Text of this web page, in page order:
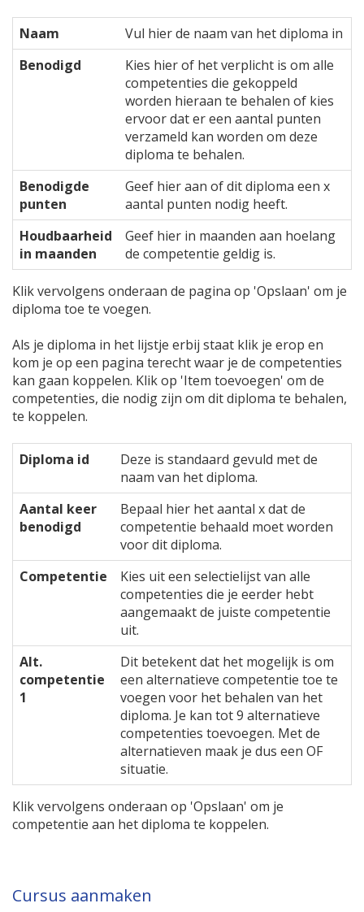
Naam
Vul hier de naam van het diploma in
Benodigd
Kies hier of het verplicht is om alle
competenties die gekoppeld
worden hieraan te behalen of kies
ervoor dat er een aantal punten
verzameld kan worden om deze
diploma te behalen.
Benodigde
punten
Geef hier aan of dit diploma een x
aantal punten nodig heeft.
Houdbaarheid
in maanden
Geef hier in maanden aan hoelang
de competentie geldig is.
Klik vervolgens onderaan de pagina op 'Opslaan' om je
diploma toe te voegen.
Als je diploma in het lijstje erbij staat klik je erop en
kom je op een pagina terecht waar je de competenties
kan gaan koppelen. Klik op 'Item toevoegen' om de
competenties, die nodig zijn om dit diploma te behalen,
te koppelen.
Diploma id
Deze is standaard gevuld met de
naam van het diploma.
Aantal keer
benodigd
Bepaal hier het aantal x dat de
competentie behaald moet worden
voor dit diploma.
Competentie
Kies uit een selectielijst van alle
competenties die je eerder hebt
aangemaakt de juiste competentie
uit.
Alt.
competentie
1
Dit betekent dat het mogelijk is om
een alternatieve competentie toe te
voegen voor het behalen van het
diploma. Je kan tot 9 alternatieve
competenties toevoegen. Met de
alternatieven maak je dus een OF
situatie.
Klik vervolgens onderaan op 'Opslaan' om je
competentie aan het diploma te koppelen.
Cursus aanmaken